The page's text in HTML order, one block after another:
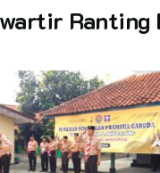
Ranting